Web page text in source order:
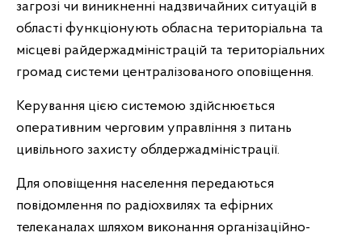
загрозі чи виникненні надзвичайних ситуацій в
області функціонують обласна територіальна та
місцеві райдержадміністрацій та територіальних
громад системи централізованого оповіщення.
Керування цією системою здійснюється
оперативним черговим управління з питань
цивільного захисту облдержадміністрації.
Для оповіщення населення передаються
повідомлення по радіохвилях та ефірних
телеканалах шляхом виконання організаційно-